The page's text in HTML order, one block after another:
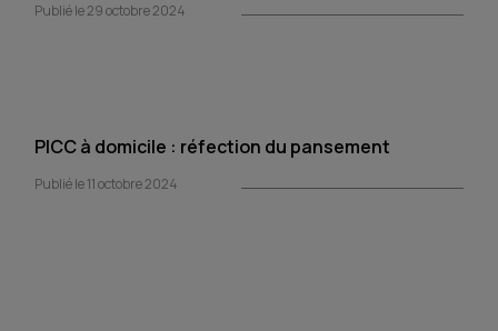
Publié le 29 octobre 2024
PICC à domicile : réfection du pansement
Publié le 11 octobre 2024